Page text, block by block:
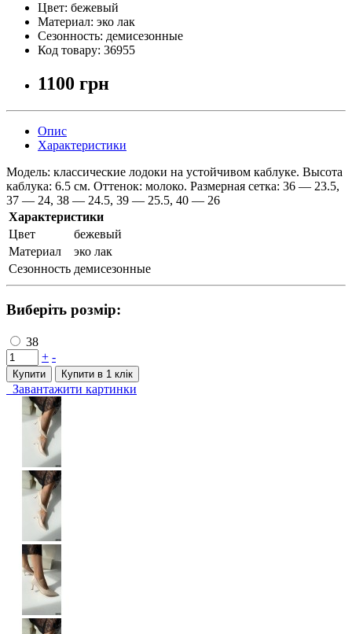
Цвет: бежевый
Материал: эко лак
Сезонность: демисезонные
Код товару: 36955
1100 грн
Опис
Характеристики
Модель: классические лодоки на устойчивом каблуке. Высота
каблука: 6.5 см. Оттенок: молоко. Размерная сетка: 36 — 23.5,
37 — 24, 38 — 24.5, 39 — 25.5, 40 — 26
Характеристики
Цвет
бежевый
Материал
эко лак
Сезонность демисезонные
Виберіть розмір:
38
+ -
Купити Купити в 1 клiк
Завантажити картинки